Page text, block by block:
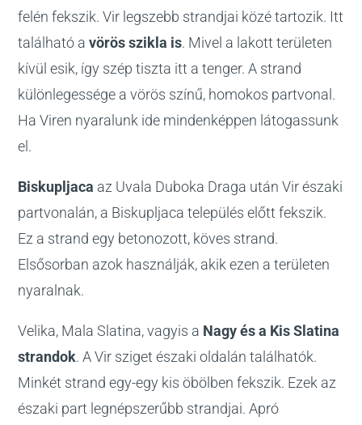
felén fekszik. Vir legszebb strandjai közé tartozik. Itt
található avörös szikla is. Mivel a lakott területen
kívül esik, így szép tiszta itt a tenger. A strand
különlegessége a vörös színű, homokos partvonal.
Ha Viren nyaralunk ide mindenképpen látogassunk
el.
Biskupljaca az Uvala Duboka Draga után Vir északi
partvonalán, a Biskupljaca település előtt fekszik.
Ez a strand egy betonozott, köves strand.
Elsősorban azok használják, akik ezen a területen
nyaralnak.
Velika, Mala Slatina, vagyis a Nagy és a Kis Slatina
strandok. A Vir sziget északi oldalán találhatók.
Minkét strand egy-egy kis öbölben fekszik. Ezek az
északi part legnépszerűbb strandjai. Apró